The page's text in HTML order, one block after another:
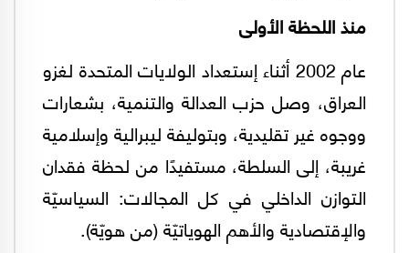
منذ اللحظة الأولى
عام 2002 أثناء إستعداد الولايات المتحدة لغزو
العراق، وصل حزب العدالة والتنمية، بشعارات
ووجوه غير تقليدية، وبتوليفة ليبرالية وإسلامية
غريبة، إلى السلطة، مستفيدًا من لحظة فقدان
التوازن الداخلي في كل المجالات: السياسيّة
والإقتصادية والأهم الهوياتيّة (من هويّة).